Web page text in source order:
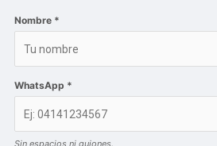
Nombre *
WhatsApp *